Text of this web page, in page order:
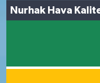
Nurhak Hava